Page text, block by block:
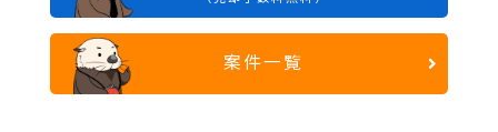
案件一覧